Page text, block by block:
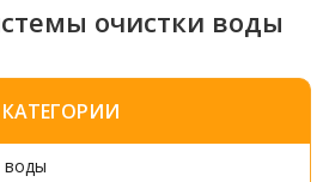
очистки воды
КАТЕГОРИИ
воды